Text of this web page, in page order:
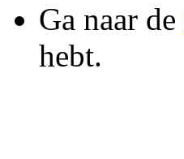
Ga naar de
hebt.